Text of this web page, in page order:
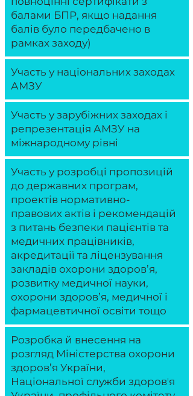
балами БПР, якщо надання
балів було передбачено в
рамках заходу)
Участь у національних заходах
АМЗУ
Участь у зарубіжних заходах і
репрезентація АМЗУ на
міжнародному рівні
Участь у розробці пропозицій
до державних програм,
проектів нормативно-
правових актів і рекомендацій
з питань безпеки пацієнтів та
медичних працівників,
акредитації та ліцензування
закладів охорони здоров’я,
розвитку медичної науки,
охорони здоров’я, медичної і
фармацевтичної освіти тощо
Розробка й внесення на
розгляд Міністерства охорони
здоров’я України,
Національної служби здоровʼя